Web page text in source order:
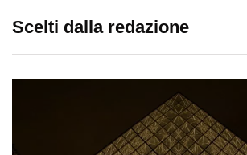
Scelti dalla redazione